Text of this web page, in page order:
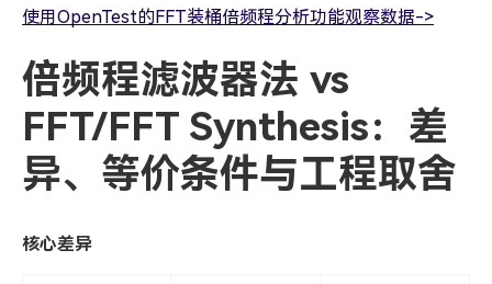
使用OpenTest的FFT装桶倍频程分析功能观察数据->
倍频程滤波器法 vs
FFT/FFT Synthesis：差
异、等价条件与工程取舍
核心差异